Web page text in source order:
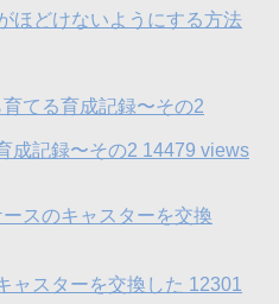
ほどけないようにする方法
成記録〜その2 14479 views
ャスターを交換した 12301